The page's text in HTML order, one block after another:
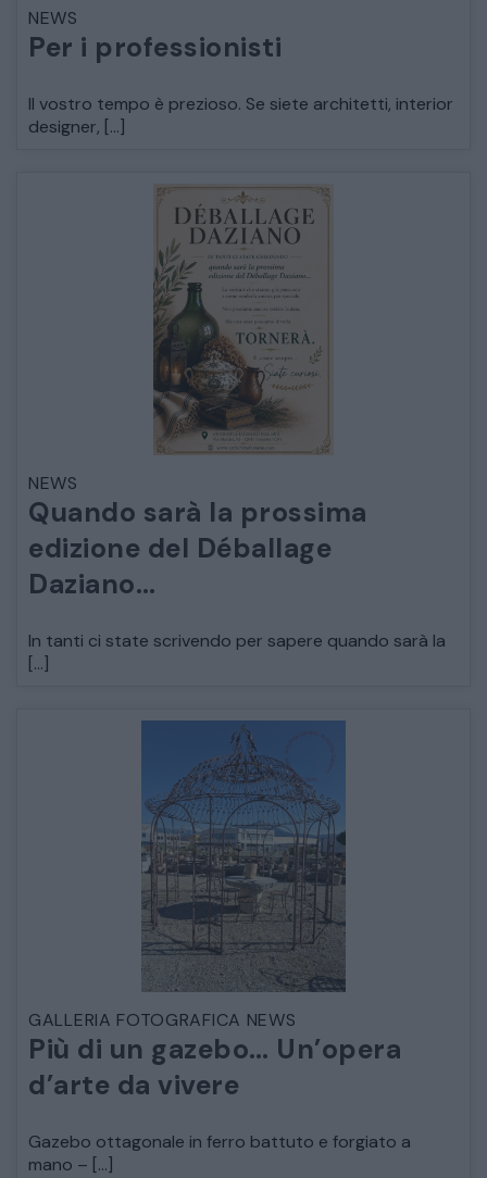
COMÒ E COMODINI
TAVOLI TAVOLINI CONSOLE
SEDIE POLTRONE DIVANI
CREDENZE – DOPPI CORPI – BUFFET
SALE DA PRANZO – STUDIO UFFICIO
ARREDO DA GIARDINO
DECORAZIONI OGGETTISTICA ILLUMINAZIONE
MATERIALI E STRUTTURE
MODERNARIATO
STILI ED ESPOSIZIONE
STRUMENTI MUSICALI
VEICOLI D’EPOCA
NEWS
Per i professionisti
Il vostro tempo è prezioso. Se siete architetti, interior
designer, […]
NEWS
Quando sarà la prossima
edizione del Déballage
Daziano…
In tanti ci state scrivendo per sapere quando sarà la
[…]
GALLERIA FOTOGRAFICA NEWS
Più di un gazebo… Un’opera
d’arte da vivere
Gazebo ottagonale in ferro battuto e forgiato a
mano – […]